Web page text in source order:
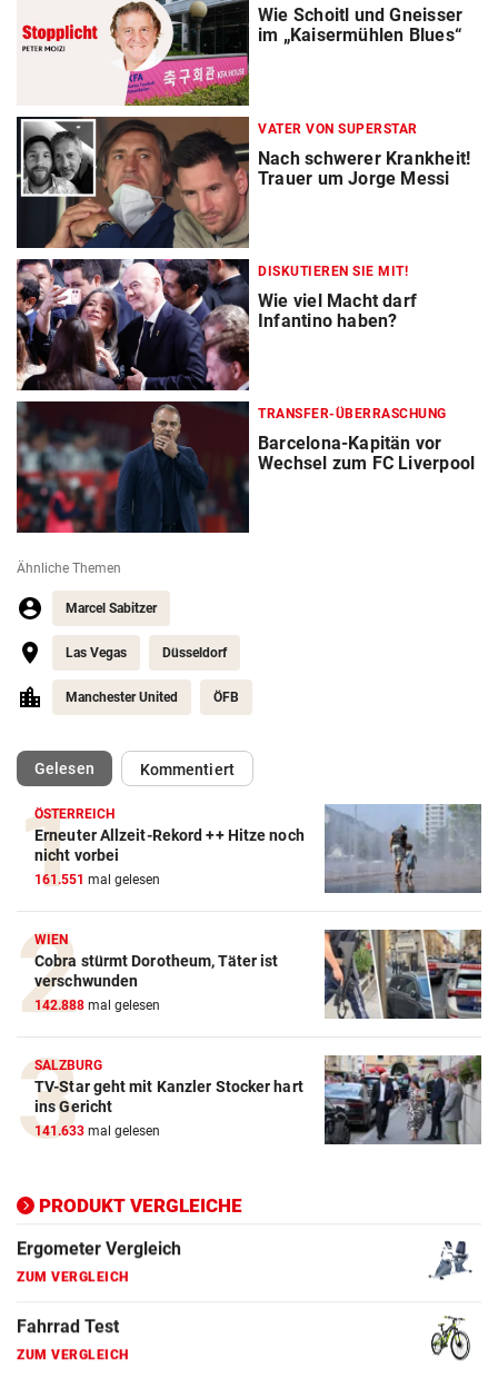
Wie Schoitl und Gneisser
im „Kaisermühlen Blues“
VATER VON SUPERSTAR
Nach schwerer Krankheit!
Trauer um Jorge Messi
DISKUTIEREN SIE MIT!
Wie viel Macht darf
Infantino haben?
TRANSFER-ÜBERRASCHUNG
Barcelona-Kapitän vor
Wechsel zum FC Liverpool
Ähnliche Themen
Marcel Sabitzer
Las Vegas Düsseldorf
Manchester United ÖFB
Gelesen(ausgewählt)Kommentiert
ÖSTERREICH
Erneuter Allzeit-Rekord ++ Hitze noch
nicht vorbei
161.551 mal gelesen
WIEN
Cobra stürmt Dorotheum, Täter ist
verschwunden
142.888 mal gelesen
SALZBURG
TV-Star geht mit Kanzler Stocker hart
ins Gericht
141.633 mal gelesen
PRODUKT VERGLEICHE
Action-Cam Vergleich
ZUM VERGLEICH
Crosstrainer Vergleich
ZUM VERGLEICH
E-Bike Vergleich
ZUM VERGLEICH
Elektro-Scooter Vergleich
ZUM VERGLEICH
ZUM VERGLEICH
Fahrrad Test
ZUM VERGLEICH
Fahrradanhänger Vergleich
ZUM VERGLEICH